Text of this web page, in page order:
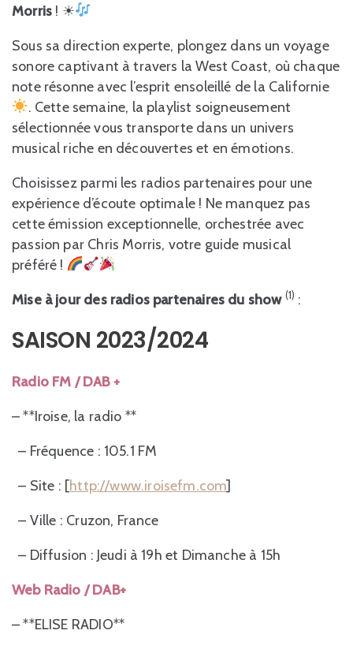
Morris ! ☀
Sous sa direction experte, plongez dans un voyage
sonore captivant à travers la West Coast, où chaque
note résonne avec l’esprit ensoleillé de la Californie
. Cette semaine, la playlist soigneusement
sélectionnée vous transporte dans un univers
musical riche en découvertes et en émotions.
Choisissez parmi les radios partenaires pour une
expérience d’écoute optimale ! Ne manquez pas
cette émission exceptionnelle, orchestrée avec
passion par Chris Morris, votre guide musical
préféré !
Mise à jour des radios partenaires du show (1) :
SAISON 2023/2024
Radio FM / DAB +
– **Iroise, la radio **
– Fréquence : 105.1 FM
– Site : [http://www.iroisefm.com]
– Ville : Cruzon, France
– Diffusion : Jeudi à 19h et Dimanche à 15h
Web Radio / DAB+
– **ELISE RADIO**